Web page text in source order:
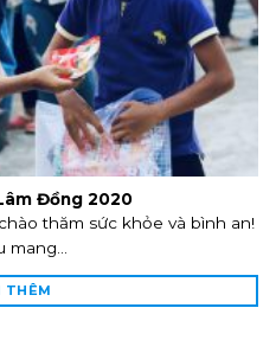
Đồng 2020
thăm sức khỏe và bình an!
THÊM